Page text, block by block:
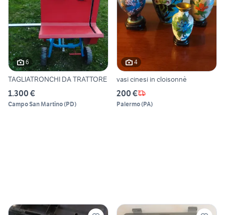
6
TAGLIATRONCHI DA TRATTORE
1.300 €
Campo San Martino(PD)
4
vasi cinesi in cloisonnè
200 €
Palermo(PA)